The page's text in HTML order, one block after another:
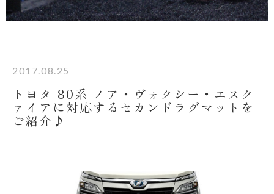
2017.08.25
トヨタ 80系 ノア・ヴォクシー・エスク
ァイアに対応するセカンドラグマットを
ご紹介♪